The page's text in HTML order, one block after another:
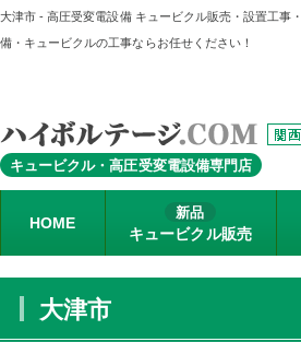
大津市 - 高圧受変電設備 キュービクル販売・設置工事
備・キュービクルの工事ならお任せください！
キュービクル・高圧受変電設備専門店
HOME
新品
キュービクル販売
大津市